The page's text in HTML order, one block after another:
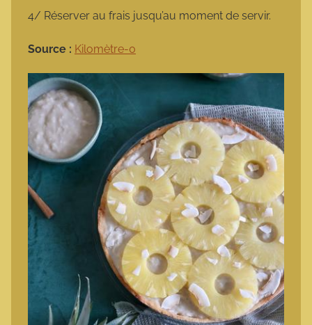
4/ Réserver au frais jusqu’au moment de servir.
Source : Kilomètre-0